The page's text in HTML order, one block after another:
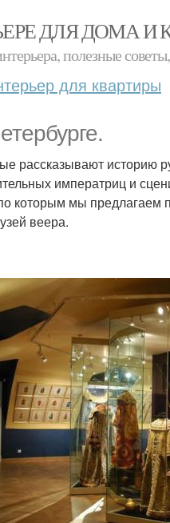
ДЛЯ ДОМА И
полезные
для квартиры
рассказывают
императриц и
которым мы предлагаем
веера.